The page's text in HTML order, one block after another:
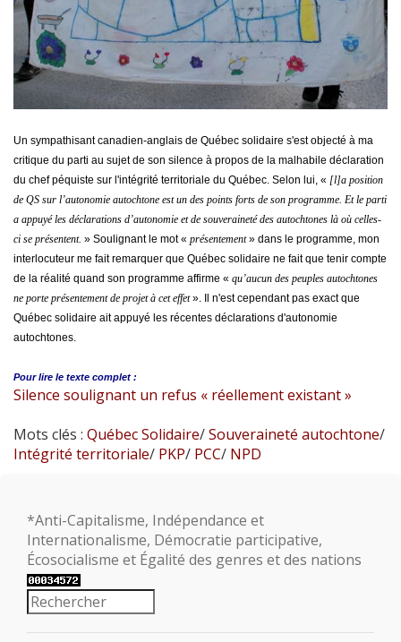
Un sympathisant canadien-anglais de Québec solidaire s'est objecté à ma
critique du parti au sujet de son silence à propos de la malhabile déclaration
du chef péquiste sur l'intégrité territoriale du Québec. Selon lui, « [l]a position
de QS sur l’autonomie autochtone est un des points forts de son programme. Et le parti
a appuyé les déclarations d’autonomie et de souveraineté des autochtones là où celles-
ci se présentent. » Soulignant le mot « présentement» dans le programme, mon
interlocuteur me fait remarquer que Québec solidaire ne fait que tenir compte
de la réalité quand son programme affirme « qu’aucun des peuples autochtones
ne porte présentement de projet à cet effet». Il n'est cependant pas exact que
Québec solidaire ait appuyé les récentes déclarations d'autonomie
autochtones.
Pour lire le texte complet :
Silence soulignant un refus « réellement existant »
Mots clés : Québec Solidaire/Souveraineté autochtone/
Intégrité territoriale/ PKP/ PCC/ NPD
*Anti-Capitalisme, Indépendance et
Internationalisme, Démocratie participative,
Écosocialisme et Égalité des genres et des nations